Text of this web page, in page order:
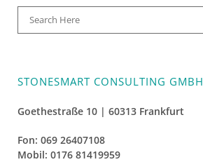
STONESMART CONSULTING GMBH
Goethestraße 10 | 60313 Frankfurt
Fon: 069 26407108
Mobil: 0176 81419959